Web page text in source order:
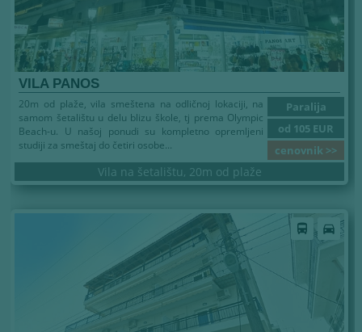
VILA PANOS
Paralija
od 105 EUR
cenovnik >>
20m od plaže, vila smeštena na odličnoj lokaciji, na
samom šetalištu u delu blizu škole, tj prema Olympic
Beach-u. U našoj ponudi su kompletno opremljeni
studiji za smeštaj do četiri osobe...
Vila na šetalištu, 20m od plaže
directions_bus directions_car